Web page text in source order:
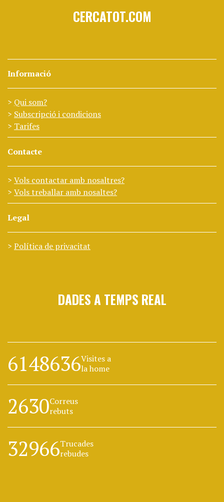
CERCATOT.COM
Informació
Qui som?
Subscripció i condicions
Tarifes
Contacte
Vols contactar amb nosaltres?
Vols treballar amb nosaltes?
Legal
Política de privacitat
DADES A TEMPS REAL
6148636Visites a
la home
2630Correus
rebuts
32966Trucades
rebudes